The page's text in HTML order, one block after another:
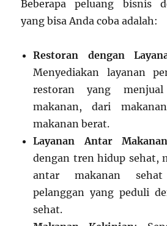
Beberapa peluang bisnis
yang bisa Anda coba adalah:
Restoran dengan
Menyediakan layanan
restoran yang
makanan, dari
makanan berat.
Layanan Antar
dengan tren hidup sehat,
antar makanan
pelanggan yang peduli
sehat.